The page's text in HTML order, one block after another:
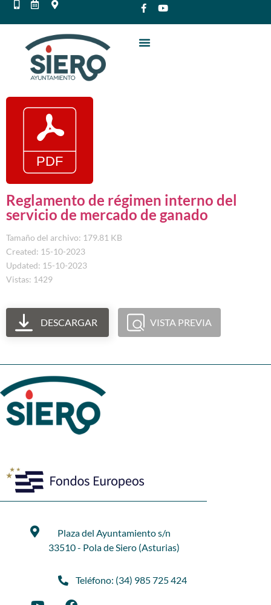
Reglamento de régimen interno del
servicio de mercado de ganado
Tamaño del archivo: 179.81 KB
Created: 15-10-2023
Updated: 15-10-2023
Vistas: 1429
DESCARGAR VISTA PREVIA
Plaza del Ayuntamiento s/n
33510 - Pola de Siero (Asturias)
Teléfono: (34) 985 725 424